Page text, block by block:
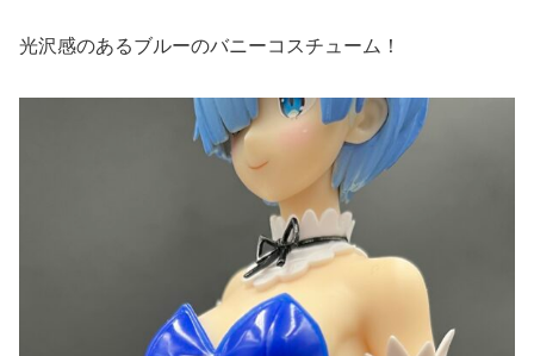
光沢感のあるブルーのバニーコスチューム！